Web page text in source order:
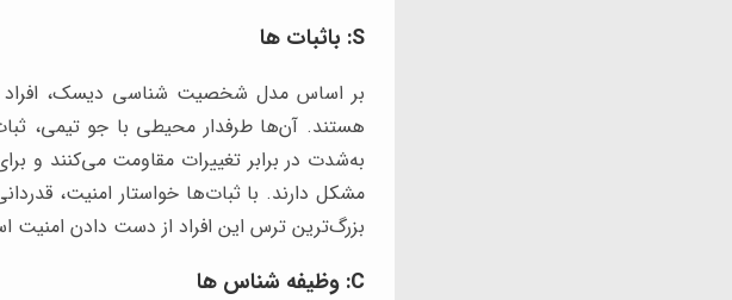
S: باثبات ها
بر اساس مدل شخصیت شناسی دیسک، افراد
هستند. آن‌ها طرفدار محیطی با جو تیمی،
به‌شدت در برابر تغییرات مقاومت می‌کنند و
مشکل دارند. با ثبات‌ها خواستار امنیت،
بزرگ‌ترین ترس این افراد از دست دادن امنیت
C: وظیفه شناس ها